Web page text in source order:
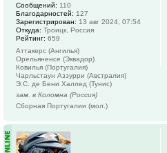
Сообщений: 110
Благодарностей: 127
Зарегистрирован: 13 авг 2024, 07:54
Откуда: Троицк, Россия
Рейтинг: 659
Аттакерс (Ангилья)
Орельяненсе (Эквадор)
Ковилья (Португалия)
Чарльстаун Аззурри (Австралия)
Э.С. де Бени Халлед (Тунис)
зам. в Коломна (Россия)
Сборная Португалии (мол.)